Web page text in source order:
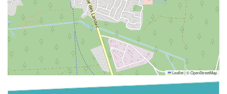
Leaflet|©OpenStreetMap